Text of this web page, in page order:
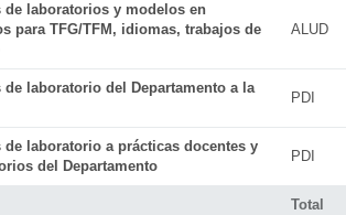
Total
de laboratorios y modelos en
para TFG/TFM, idiomas, trabajos de
ALUD
laboratorio del Departamento a la
PDI
laboratorio a prácticas docentes y
del Departamento
PDI